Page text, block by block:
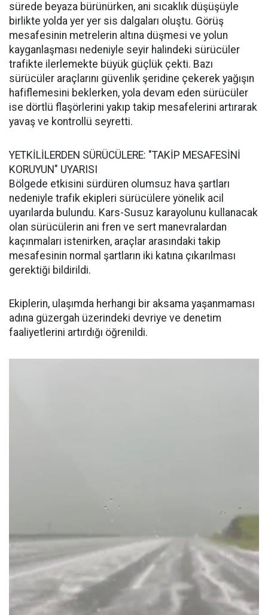
sürede beyaza bürünürken, ani sıcaklık düşüşüyle
birlikte yolda yer yer sis dalgaları oluştu. Görüş
mesafesinin metrelerin altına düşmesi ve yolun
kayganlaşması nedeniyle seyir halindeki sürücüler
trafikte ilerlemekte büyük güçlük çekti. Bazı
sürücüler araçlarını güvenlik şeridine çekerek yağışın
hafiflemesini beklerken, yola devam eden sürücüler
ise dörtlü flaşörlerini yakıp takip mesafelerini artırarak
yavaş ve kontrollü seyretti.
YETKİLİLERDEN SÜRÜCÜLERE: "TAKİP MESAFESİNİ
KORUYUN" UYARISI
Bölgede etkisini sürdüren olumsuz hava şartları
nedeniyle trafik ekipleri sürücülere yönelik acil
uyarılarda bulundu. Kars-Susuz karayolunu kullanacak
olan sürücülerin ani fren ve sert manevralardan
kaçınmaları istenirken, araçlar arasındaki takip
mesafesinin normal şartların iki katına çıkarılması
gerektiği bildirildi.
Ekiplerin, ulaşımda herhangi bir aksama yaşanmaması
adına güzergah üzerindeki devriye ve denetim
faaliyetlerini artırdığı öğrenildi.